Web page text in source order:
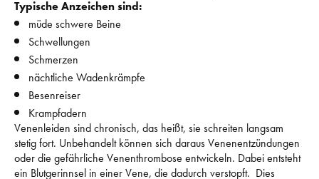
Typische Anzeichen sind:
müde schwere Beine
Schwellungen
Schmerzen
nächtliche Wadenkrämpfe
Besenreiser
Krampfadern
Venenleiden sind chronisch, das heißt, sie schreiten langsam
stetig fort. Unbehandelt können sich daraus Venenentzündungen
oder die gefährliche Venenthrombose entwickeln. Dabei entsteht
ein Blutgerinnsel in einer Vene, die dadurch verstopft. Dies